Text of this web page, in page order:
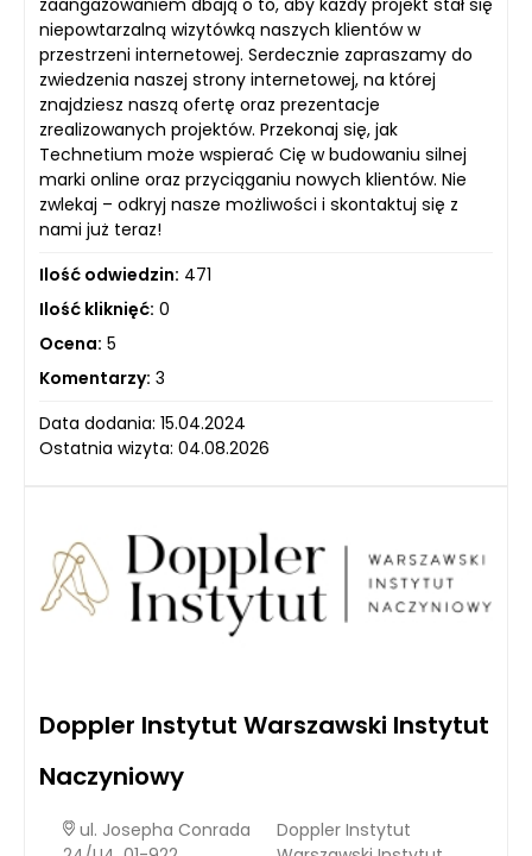
zaangażowaniem dbają o to, aby każdy projekt stał się
niepowtarzalną wizytówką naszych klientów w
przestrzeni internetowej. Serdecznie zapraszamy do
zwiedzenia naszej strony internetowej, na której
znajdziesz naszą ofertę oraz prezentacje
zrealizowanych projektów. Przekonaj się, jak
Technetium może wspierać Cię w budowaniu silnej
marki online oraz przyciąganiu nowych klientów. Nie
zwlekaj – odkryj nasze możliwości i skontaktuj się z
nami już teraz!
Ilość odwiedzin: 471
Ilość kliknięć: 0
Ocena: 5
Komentarzy: 3
Data dodania: 15.04.2024
Ostatnia wizyta: 04.08.2026
Doppler Instytut Warszawski Instytut
Naczyniowy
ul. Josepha Conrada
Doppler Instytut